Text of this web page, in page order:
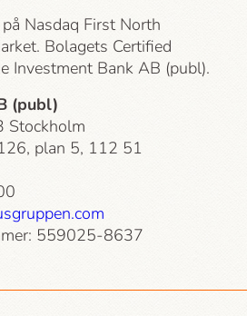
Nasdaq First North
Bolagets Certified
Investment Bank AB (publ).
(publ)
Stockholm
plan 5, 112 51
559025-8637